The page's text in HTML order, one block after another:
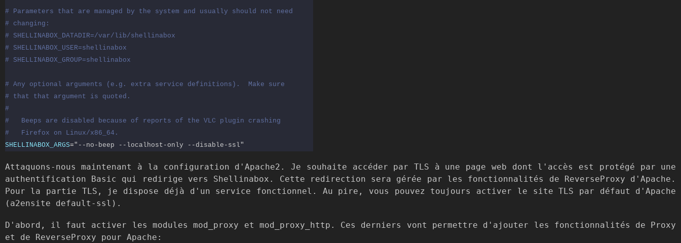
# Parameters that are managed by the system and usually should not need
# changing:
# SHELLINABOX_DATADIR=/var/lib/shellinabox
# SHELLINABOX_USER=shellinabox
# SHELLINABOX_GROUP=shellinabox
# Any optional arguments (e.g. extra service definitions).  Make sure
# that that argument is quoted.
#
#   Beeps are disabled because of reports of the VLC plugin crashing
#   Firefox on Linux/x86_64.
SHELLINABOX_ARGS= "--no-beep --localhost-only --disable-ssl"
Attaquons-nous maintenant à la configuration d'Apache2. Je souhaite accéder par TLS à une page web dont l'accès est protégé par une
authentification Basic qui redirige vers Shellinabox. Cette redirection sera gérée par les fonctionnalités de ReverseProxy d'Apache.
Pour la partie TLS, je dispose déjà d'un service fonctionnel. Au pire, vous pouvez toujours activer le site TLS par défaut d'Apache
(a2ensite default-ssl).
D'abord, il faut activer les modules mod_proxy et mod_proxy_http. Ces derniers vont permettre d'ajouter les fonctionnalités de Proxy
et de ReverseProxy pour Apache: